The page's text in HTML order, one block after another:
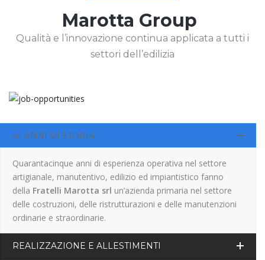
Marotta Group
Qualità e l’innovazione continua applicata a tutti i
settori dell’edilizia
50 ANNI DI STORIA
Quarantacinque anni di esperienza operativa nel settore
artigianale, manutentivo, edilizio ed impiantistico fanno
della Fratelli Marotta srl un’azienda primaria nel settore
delle costruzioni, delle ristrutturazioni e delle manutenzioni
ordinarie e straordinarie.
REALIZZAZIONE E ALLESTIMENTI